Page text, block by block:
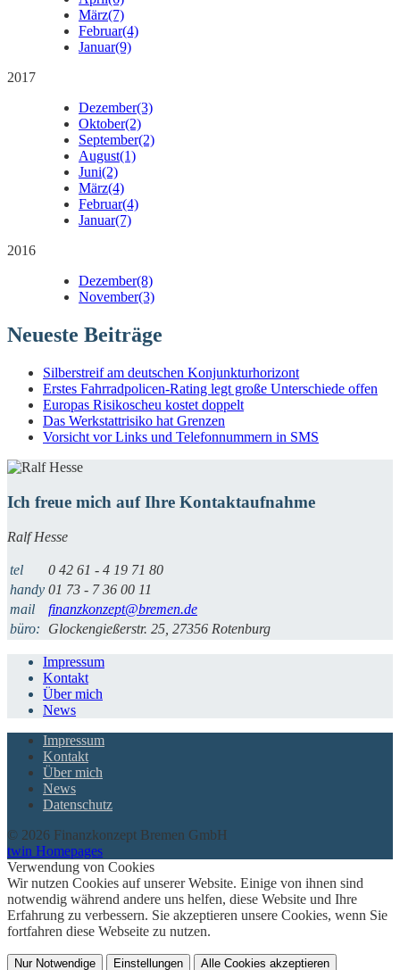
März(7)
Februar(4)
Januar(9)
2017
Dezember(3)
Oktober(2)
September(2)
August(1)
Juni(2)
März(4)
Februar(4)
Januar(7)
2016
Dezember(8)
November(3)
Neueste Beiträge
Silberstreif am deutschen Konjunkturhorizont
Erstes Fahrradpolicen-Rating legt große Unterschiede offen
Europas Risikoscheu kostet doppelt
Das Werkstattrisiko hat Grenzen
Vorsicht vor Links und Telefonnummern in SMS
Ich freue mich auf Ihre Kontaktaufnahme
Ralf Hesse
tel
0 42 61 - 4 19 71 80
handy 01 73 - 7 36 00 11
mail
finanzkonzept@bremen.de
büro:
Glockengießerstr. 25, 27356 Rotenburg
Impressum
Kontakt
Über mich
News
Impressum
Kontakt
Über mich
News
Datenschutz
© 2026 Finanzkonzept Bremen GmbH
twin Homepages
Verwendung von Cookies
Wir nutzen Cookies auf unserer Website. Einige von ihnen sind
notwendig während andere uns helfen, diese Website und Ihre
Erfahrung zu verbessern. Sie akzeptieren unsere Cookies, wenn Sie
fortfahren diese Webseite zu nutzen.
Nur Notwendige Einstellungen Alle Cookies akzeptieren